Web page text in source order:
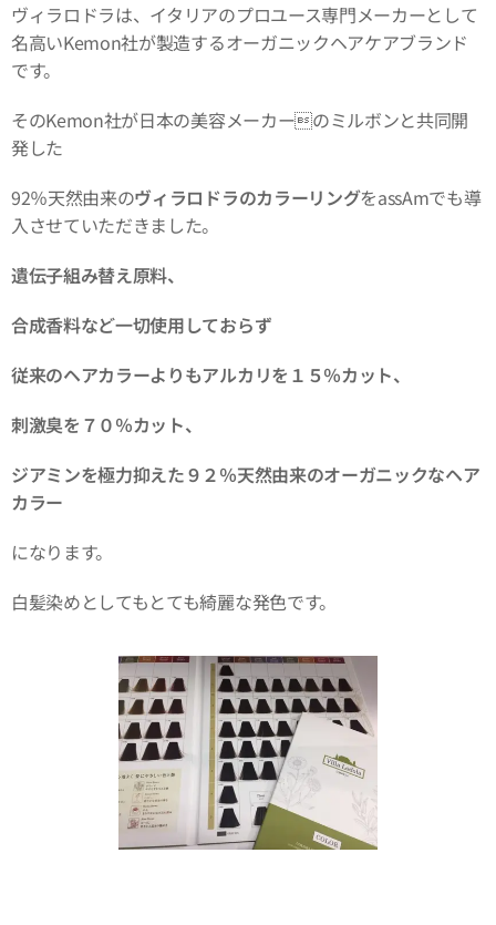
ヴィラロドラは、イタリアのプロユース専門メーカーとして
名高いKemon社が製造するオーガニックヘアケアブランド
です。
そのKemon社が日本の美容メーカーのミルボンと共同開
発した
92％天然由来のヴィラロドラのカラーリングをassAmでも導
入させていただきました。
遺伝子組み替え原料、
合成香料など一切使用しておらず
従来のヘアカラーよりもアルカリを１５％カット、
刺激臭を７０％カット、
ジアミンを極力抑えた９２％天然由来のオーガニックなヘア
カラー
になります。
白髪染めとしてもとても綺麗な発色です。